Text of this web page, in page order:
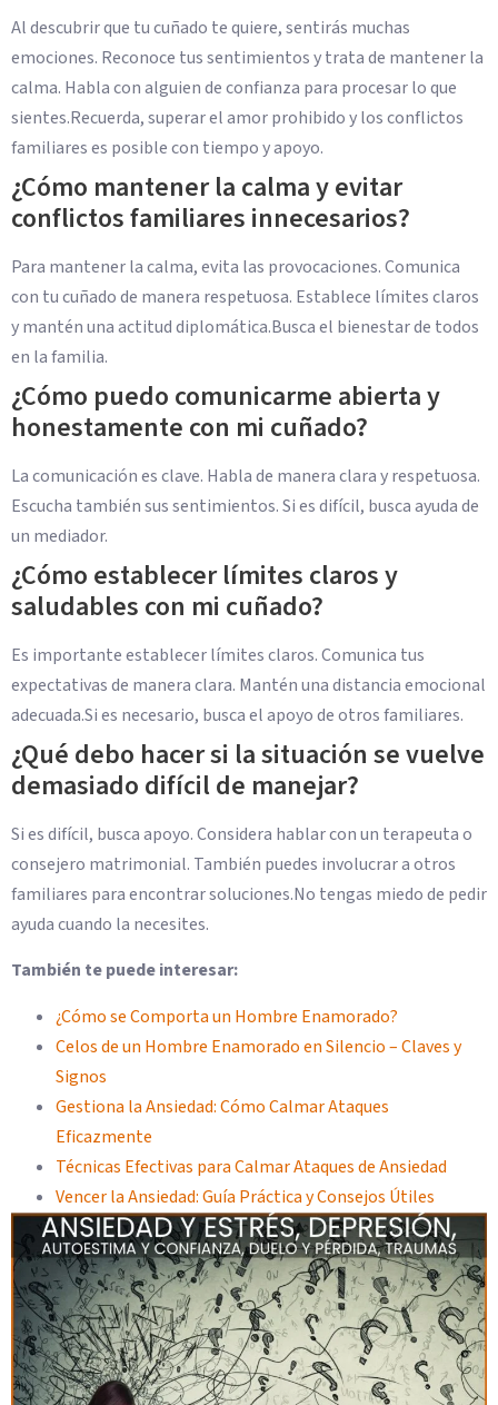
Al descubrir que tu cuñado te quiere, sentirás muchas
emociones. Reconoce tus sentimientos y trata de mantener la
calma. Habla con alguien de confianza para procesar lo que
sientes.Recuerda, superar el amor prohibido y los conflictos
familiares es posible con tiempo y apoyo.
¿Cómo mantener la calma y evitar
conflictos familiares innecesarios?
Para mantener la calma, evita las provocaciones. Comunica
con tu cuñado de manera respetuosa. Establece límites claros
y mantén una actitud diplomática.Busca el bienestar de todos
en la familia.
¿Cómo puedo comunicarme abierta y
honestamente con mi cuñado?
La comunicación es clave. Habla de manera clara y respetuosa.
Escucha también sus sentimientos. Si es difícil, busca ayuda de
un mediador.
¿Cómo establecer límites claros y
saludables con mi cuñado?
Es importante establecer límites claros. Comunica tus
expectativas de manera clara. Mantén una distancia emocional
adecuada.Si es necesario, busca el apoyo de otros familiares.
¿Qué debo hacer si la situación se vuelve
demasiado difícil de manejar?
Si es difícil, busca apoyo. Considera hablar con un terapeuta o
consejero matrimonial. También puedes involucrar a otros
familiares para encontrar soluciones.No tengas miedo de pedir
ayuda cuando la necesites.
También te puede interesar:
¿Cómo se Comporta un Hombre Enamorado?
Celos de un Hombre Enamorado en Silencio – Claves y
Signos
Gestiona la Ansiedad: Cómo Calmar Ataques
Eficazmente
Técnicas Efectivas para Calmar Ataques de Ansiedad
Vencer la Ansiedad: Guía Práctica y Consejos Útiles